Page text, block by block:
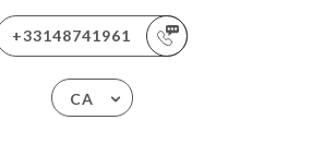
+33148741961
CA